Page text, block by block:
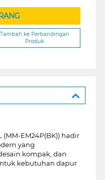
Tambah ke Perbandingan
Produk
(MM-EM24P(BK)) hadir
yang
kompak, dan
kebutuhan dapur